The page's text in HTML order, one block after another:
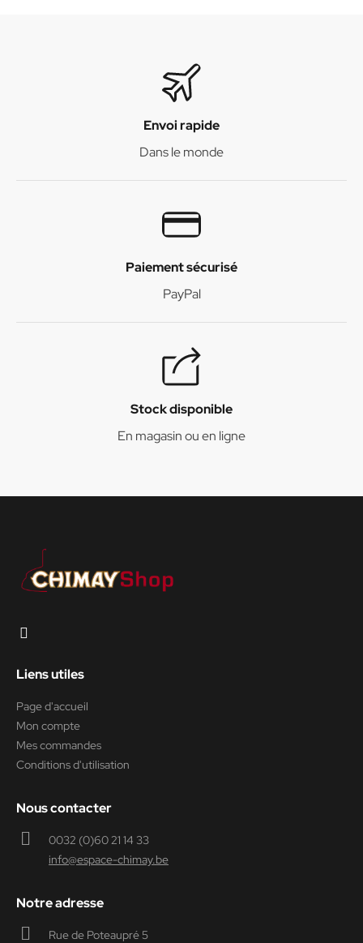
Envoi rapide
Dans le monde
Paiement sécurisé
PayPal
Stock disponible
En magasin ou en ligne
Liens utiles
Page d'accueil
Mon compte
Mes commandes
Conditions d'utilisation
Nous contacter
0032 (0)60 21 14 33
info@espace-chimay.be
Notre adresse
Rue de Poteaupré 5